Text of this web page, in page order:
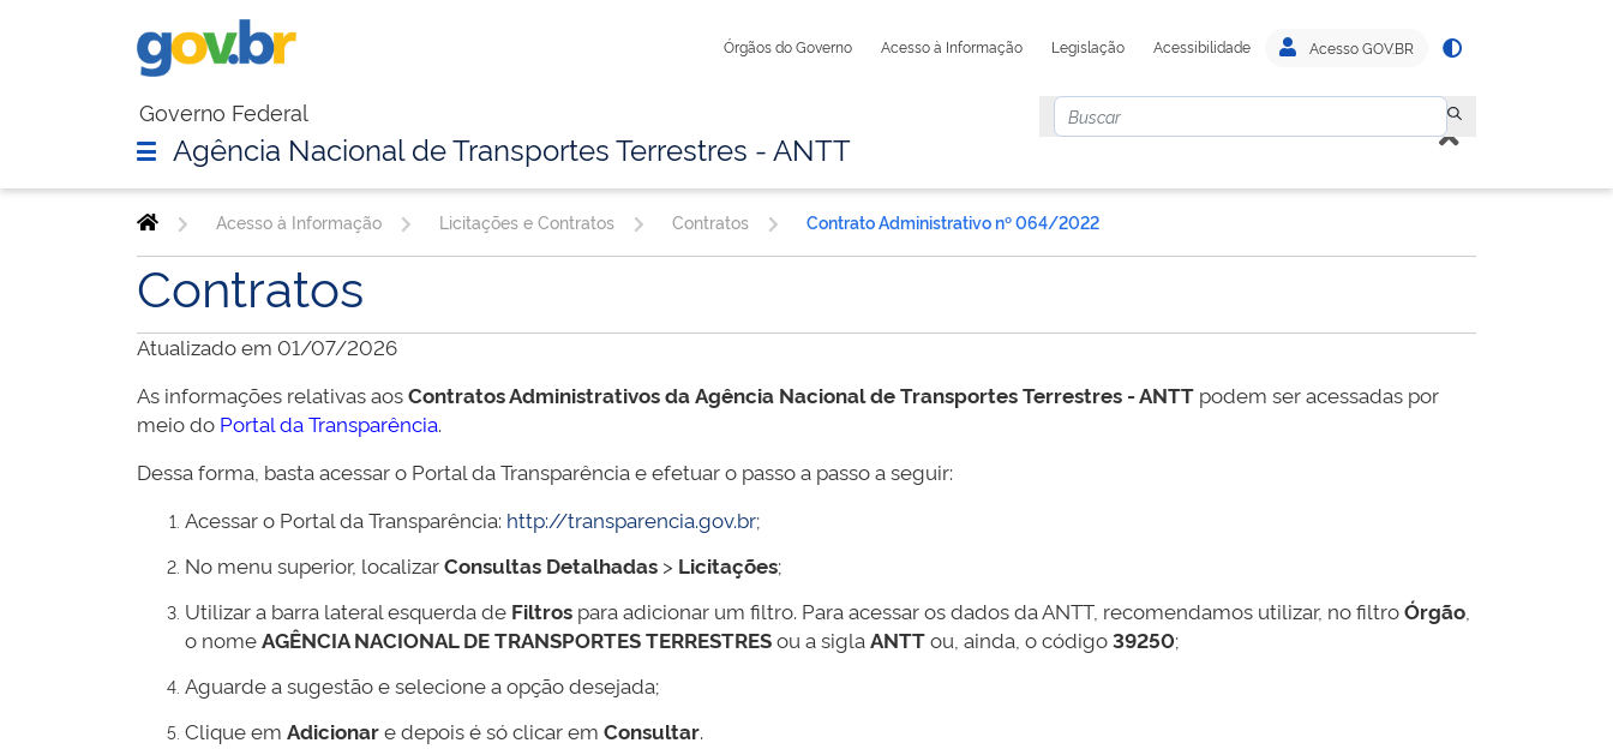
Órgãos do Governo Acesso à Informação Legislação Acessibilidade Acesso GOV.BR
Governo Federal
Agência Nacional de Transportes Terrestres - ANTT
Acesso à Informação Licitações e Contratos Contratos Contrato Administrativo nº 064/2022
Contratos
Atualizado em 01/07/2026
As informações relativas aosContratos Administrativos daAgência Nacional de Transportes Terrestres - ANTT podem ser acessadas por
meio do Portal da Transparência.
Dessa forma, basta acessar o Portal da Transparência e efetuar o passo a passo a seguir:
Acessar o Portal da Transparência: http://transparencia.gov.br;
No menu superior, localizarConsultas Detalhadas > Licitações;
Utilizar a barra lateral esquerda de Filtros para adicionar um filtro. Para acessar os dados da ANTT, recomendamos utilizar, no filtroÓrgão
o nomeAGÊNCIA NACIONAL DE TRANSPORTES TERRESTRESou a siglaANTTou, ainda, o código39250;
Aguarde a sugestão e selecione a opção desejada;
Clique em Adicionare depois é só clicar em Consultar.